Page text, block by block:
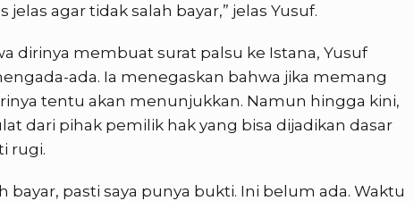
agar tidak salah bayar,” jelas Yusuf.
dirinya membuat surat palsu ke Istana, Yusuf
ada. Ia menegaskan bahwa jika memang
tentu akan menunjukkan. Namun hingga kini,
dari pihak pemilik hak yang bisa dijadikan dasar
rugi.
bayar, pasti saya punya bukti. Ini belum ada. Waktu